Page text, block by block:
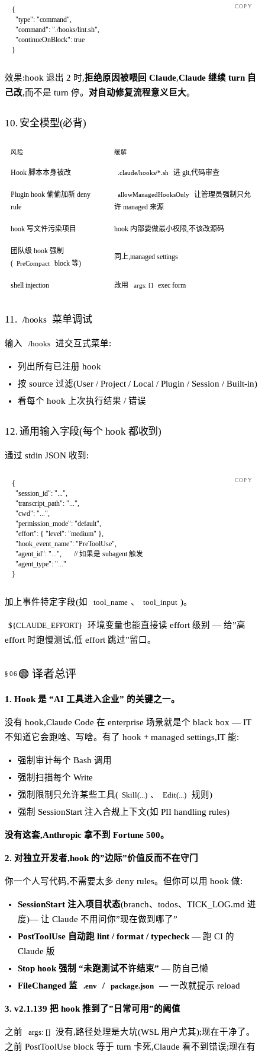
{
  "type"
: "command"
  "command"
: "./hooks/lint.sh"
  "continueOnBlock"
: true
}
COPY
效果:hook 退出 2 时,拒绝原因被喂回 Claude,Claude 继续 turn 自
己改,而不是 turn 停。 对自动修复流程意义巨大。
10. 安全模型(必背)
风险 缓解
Hook 脚本本身被改 .claude/hooks/*.sh 进 git,代码审查
Plugin hook 偷偷加新 deny
rule
allowManagedHooksOnly
让管理员强制只允
许 managed 来源
hook 写文件污染项目 hook 内部要做最小权限,不该改源码
团队级 hook 强制
( PreCompact block 等)
同上,managed settings
shell injection 改用 args: [] exec form
11. /hooks 菜单调试
输入 /hooks 进交互式菜单:
列出所有已注册 hook
按 source 过滤(User / Project / Local / Plugin / Session / Built-in)
看每个 hook 上次执行结果 / 错误
12. 通用输入字段(每个 hook 都收到)
通过 stdin JSON 收到:
{
  "session_id"
: "..."
  "transcript_path"
: "..."
  "cwd"
: "..."
  "permission_mode"
: "default"
  "effort"
: { "level": "medium" },
  "hook_event_name"
: "PreToolUse"
  "agent_id"
: "..."
// 如果是 subagent 触发
  "agent_type"
: "..."
}
COPY
加上事件特定字段(如 tool_name 、 tool_input )。
${CLAUDE_EFFORT}
环境变量也能直接读 effort 级别 — 给”高
effort 时跑慢测试,低 effort 跳过”留口。
🟢 译者总评
1. Hook 是 “AI 工具进入企业” 的关键之一。
没有 hook,Claude Code 在 enterprise 场景就是个 black box — IT
不知道它会跑啥、写啥。有了 hook + managed settings,IT 能:
强制审计每个 Bash 调用
强制扫描每个 Write
强制限制只允许某些工具( Skill(...) 、 Edit(...)
规则)
强制 SessionStart 注入合规上下文(如 PII handling rules)
没有这套,Anthropic 拿不到 Fortune 500。
2. 对独立开发者,hook 的”边际”价值反而不在守门
你一个人写代码,不需要太多 deny rules。但你可以用 hook 做:
SessionStart 注入项目状态(branch、todos、TICK_LOG.md 进
度)— 让 Claude 不用问你”现在做到哪了”
PostToolUse 自动跑 lint / format / typecheck — 跑 CI 的
Claude 版
Stop hook 强制 “未跑测试不许结束” — 防自己懒
FileChanged 监
.env / package.json — 一改就提示 reload
3. v2.1.139 把 hook 推到了”日常可用”的阈值
之前 args: []
没有,路径处理是大坑(WSL 用户尤其);现在干净了。
之前 PostToolUse block 等于 turn 卡死,Claude 看不到错误;现在有